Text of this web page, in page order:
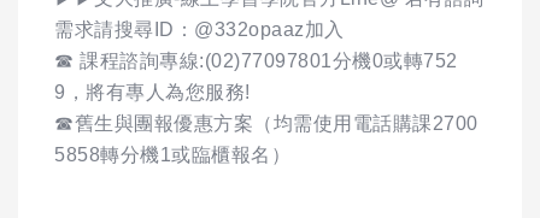
需求請搜尋ID：@332opaaz加入
☎ 課程諮詢專線:(02)77097801分機0或轉752
9，將有專人為您服務!
☎舊生與團報優惠方案（均需使用電話購課2700
5858轉分機1或臨櫃報名）